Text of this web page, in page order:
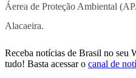
Áerea de Proteção Ambiental
Alacaeira.
Receba notícias de Brasil no seu
tudo! Basta acessar o canal de